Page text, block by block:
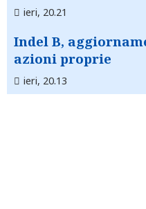
ieri, 20.21
Indel B,
azioni proprie
ieri, 20.13